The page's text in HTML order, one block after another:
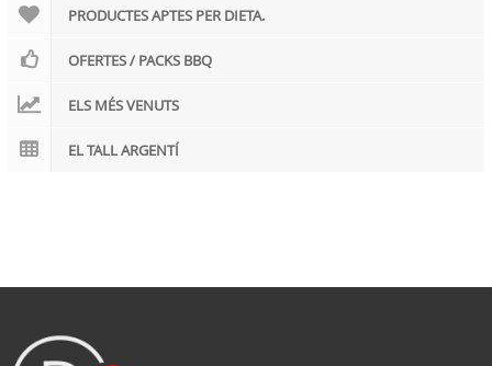
PRODUCTES APTES PER DIETA.
OFERTES / PACKS BBQ
ELS MÉS VENUTS
EL TALL ARGENTÍ